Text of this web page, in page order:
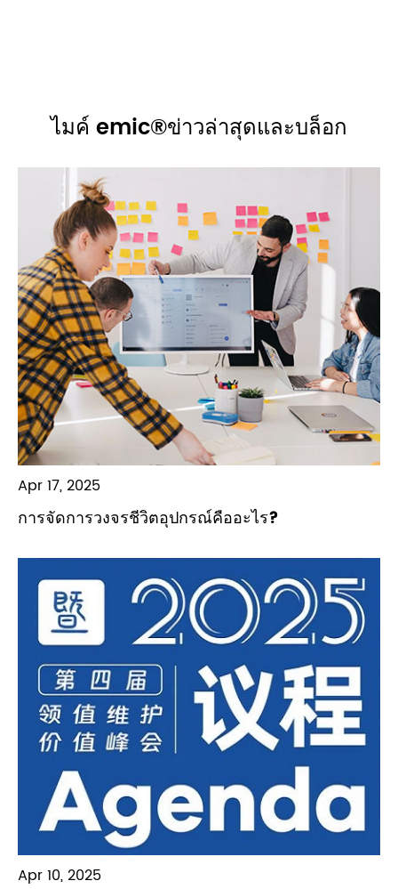
ไมค์ emic®ข่าวล่าสุดและบล็อก
Apr 17, 2025
การจัดการวงจรชีวิตอุปกรณ์คืออะไร?
Apr 10, 2025